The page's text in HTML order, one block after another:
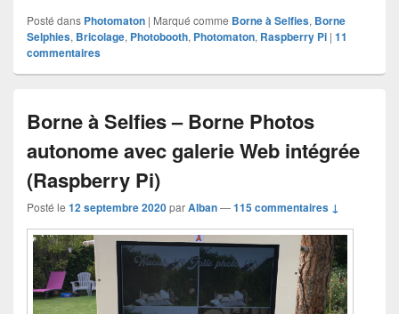
Posté dans Photomaton | Marqué comme Borne à Selfies, Borne
Selphies, Bricolage, Photobooth, Photomaton, Raspberry Pi | 11
commentaires
Borne à Selfies – Borne Photos
autonome avec galerie Web intégrée
(Raspberry Pi)
Posté le 12 septembre 2020parAlban—115 commentaires ↓